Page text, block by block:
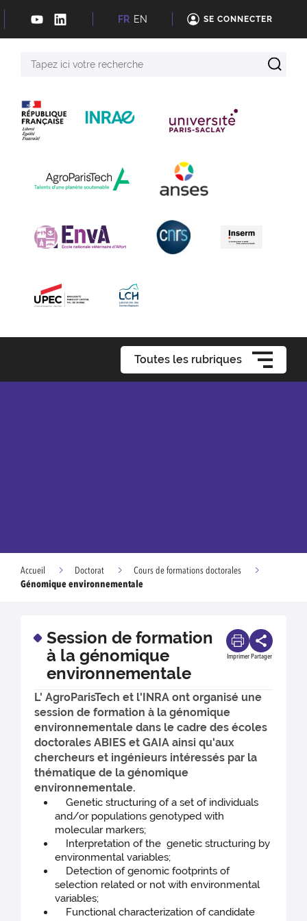
FR EN SE CONNECTER
Toutes les rubriques
Accueil Doctorat
Cours de formations doctorales
Génomique environnementale
Session de formation
à la génomique
environnementale
Imprimer Partager
L' AgroParisTech et l'INRA ont organisé une
session de formation à la génomique
environnementale dans le cadre des écoles
doctorales ABIES et GAIA ainsi qu'aux
chercheurs et ingénieurs intéressés par la
thématique de la génomique
environnementale.
Genetic structuring of a set of individuals
and/or populations genotyped with
molecular markers;
Interpretation of the genetic structuring by
environmental variables;
Detection of genomic footprints of
selection related or not with environmental
variables;
Functional characterization of candidate